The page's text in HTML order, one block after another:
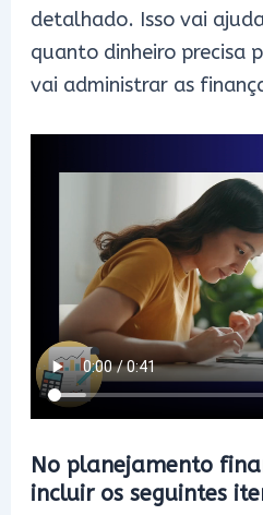
detalhado. Isso vai
quanto dinheiro precisa
vai administrar as
No planejamento
incluir os seguintes